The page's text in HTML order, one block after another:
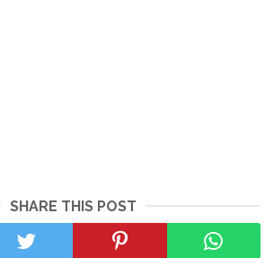
SHARE THIS POST